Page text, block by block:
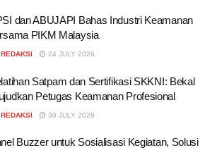
dan ABUJAPI Bahas Industri Keamanan
PIKM Malaysia
REDAKSI 24 JULY 2026
Satpam dan Sertifikasi SKKNI: Bekal
Petugas Keamanan Profesional
REDAKSI 30 JULY 2026
Buzzer untuk Sosialisasi Kegiatan, Solusi